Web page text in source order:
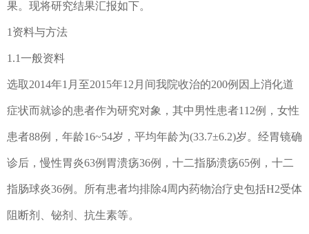
果。现将研究结果汇报如下。
1 资料与方法
1.1一般资料
选取2014年1 月至2015年12 月间我院收治的200例因上消化道
症状而就诊的患者作为研究对象，其中男性患者112例，女性
患者88例，年龄16~54岁，平均年龄为(33.7±6.2)岁。经胃镜确
诊后，慢性胃炎63例胃溃疡36例，十二指肠溃疡65例，十二
指肠球炎36例。所有患者均排除4周内药物治疗史包括H2受体
阻断剂、铋剂、抗生素等。